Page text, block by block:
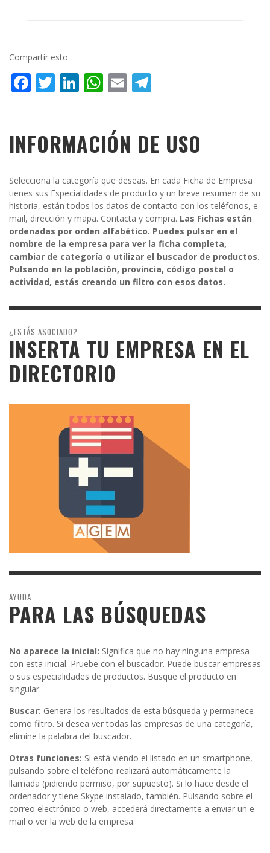
Compartir esto
Facebook
Twitter
LinkedIn
WhatsApp
Email
INFORMACIÓN DE USO
Selecciona la categoría que deseas. En cada Ficha de Empresa
tienes sus Especialidades de producto y un breve resumen de su
historia, están todos los datos de contacto con los teléfonos, e-
mail, dirección y mapa. Contacta y compra. Las Fichas están
ordenadas por orden alfabético. Puedes pulsar en el
nombre de la empresa para ver la ficha completa,
cambiar de categoría o utilizar el buscador de productos.
Pulsando en la población, provincia, código postal o
actividad, estás creando un filtro con esos datos.
¿ESTÁS ASOCIADO?
INSERTA TU EMPRESA EN EL
DIRECTORIO
AYUDA
PARA LAS BÚSQUEDAS
No aparece la inicial: Significa que no hay ninguna empresa
con esta inicial. Pruebe con el buscador. Puede buscar empresas
o sus especialidades de productos. Busque el producto en
singular.
Buscar: Genera los resultados de esta búsqueda y permanece
como filtro. Si desea ver todas las empresas de una categoría,
elimine la palabra del buscador.
Otras funciones: Si está viendo el listado en un smartphone,
pulsando sobre el teléfono realizará automáticamente la
llamada (pidiendo permiso, por supuesto). Si lo hace desde el
ordenador y tiene Skype instalado, también. Pulsando sobre el
correo electrónico o web, accederá directamente a enviar un e-
mail o ver la web de la empresa.